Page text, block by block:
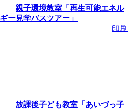
親子環境教室「再生可能エネル
ギー見学バスツアー」
印刷
放課後子ども教室「あいづっ子